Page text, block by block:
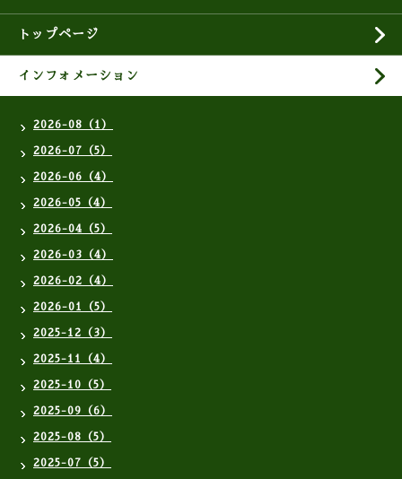
トップページ
インフォメーション
2026-08（1）
2026-07（5）
2026-06（4）
2026-05（4）
2026-04（5）
2026-03（4）
2026-02（4）
2026-01（5）
2025-12（3）
2025-11（4）
2025-10（5）
2025-09（6）
2025-08（5）
2025-07（5）